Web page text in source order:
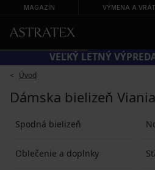
MAGAZÍN VÝMENA A
VEĽKÝ LETNÝ
Úvod
Dámska bielizeň Viania
Spodná bielizeň
Oblečenie a doplnky